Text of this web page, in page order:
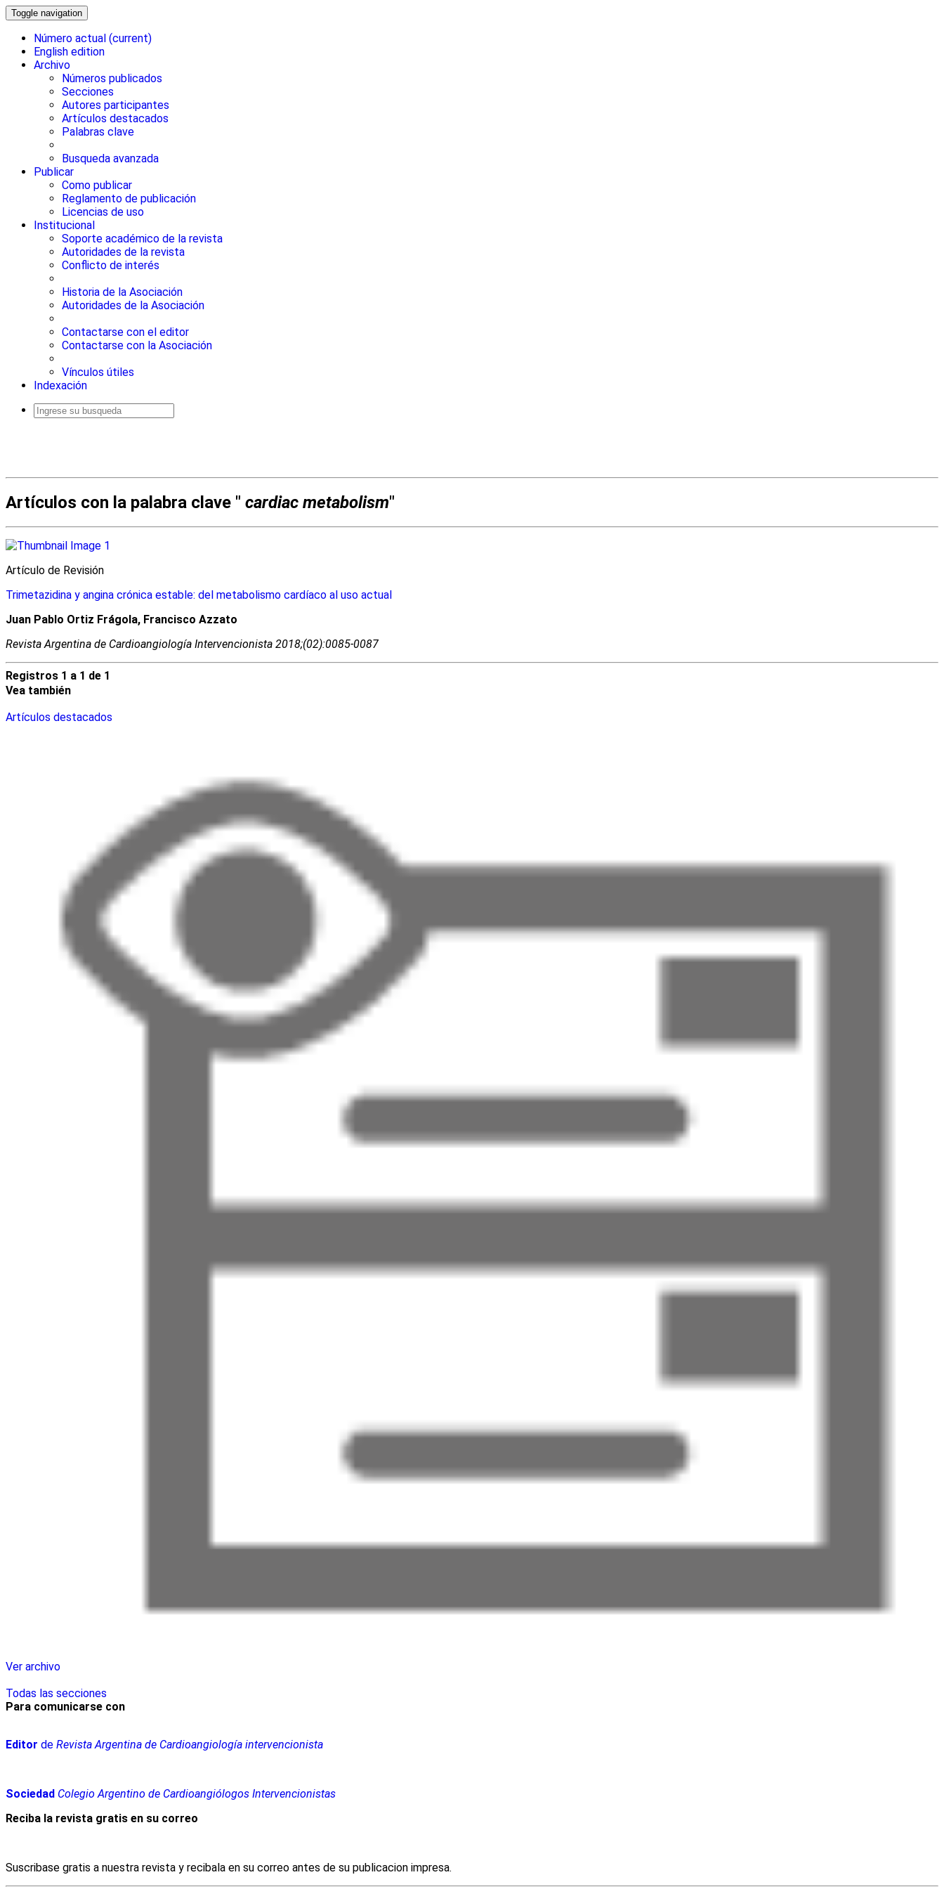
Toggle navigation
Número actual (current)
English edition
Archivo
Números publicados
Secciones
Autores participantes
Artículos destacados
Palabras clave
Busqueda avanzada
Publicar
Como publicar
Reglamento de publicación
Licencias de uso
Institucional
Soporte académico de la revista
Autoridades de la revista
Conflicto de interés
Historia de la Asociación
Autoridades de la Asociación
Contactarse con el editor
Contactarse con la Asociación
Vínculos útiles
Indexación
Artículos con la palabra clave " cardiac metabolism"
Artículo de Revisión
Trimetazidina y angina crónica estable: del metabolismo cardíaco al uso actual
Juan Pablo Ortiz Frágola, Francisco Azzato
Revista Argentina de Cardioangiologí­a Intervencionista 2018;(02):0085-0087
Registros 1 a 1 de 1
Vea también
Artículos destacados
Ver archivo
Todas las secciones
Para comunicarse con
Editor de Revista Argentina de Cardioangiología intervencionista
Sociedad Colegio Argentino de Cardioangiólogos Intervencionistas
Reciba la revista gratis en su correo
Suscribase gratis a nuestra revista y recibala en su correo antes de su publicacion impresa.